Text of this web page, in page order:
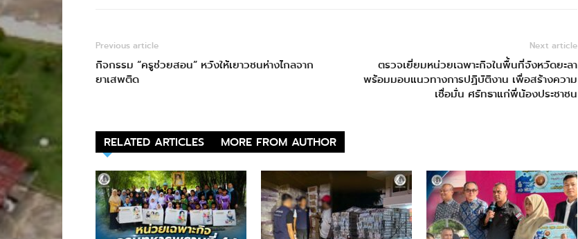
Previous article
กิจกรรม “ครูช่วยสอน” หวังให้เยาวชนห่างไกลจาก
ยาเสพติด
Next article
ตรวจเยี่ยมหน่วยเฉพาะกิจในพื้นที่จังหวัดยะลา
พร้อมมอบแนวทางการปฏิบัติงาน เพื่อสร้างความ
เชื่อมั่น ศรัทธาแก่พี่น้องประชาชน
RELATED ARTICLES MORE FROM AUTHOR